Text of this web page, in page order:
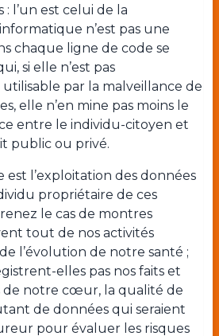
l’un est celui de la
n’est pas une
chaque ligne de code se
si elle n’est pas
par la malveillance de
elle n’en mine pas moins le
entre le individu-citoyen et
public ou privé.
est l’exploitation des données
propriétaire de ces
le cas de montres
tout de nos activités
l’évolution de notre santé ;
elles pas nos faits et
de notre cœur, la qualité de
de données qui seraient
pour évaluer les risques